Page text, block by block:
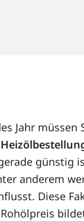
Jahr
günstig
anderem
Diese